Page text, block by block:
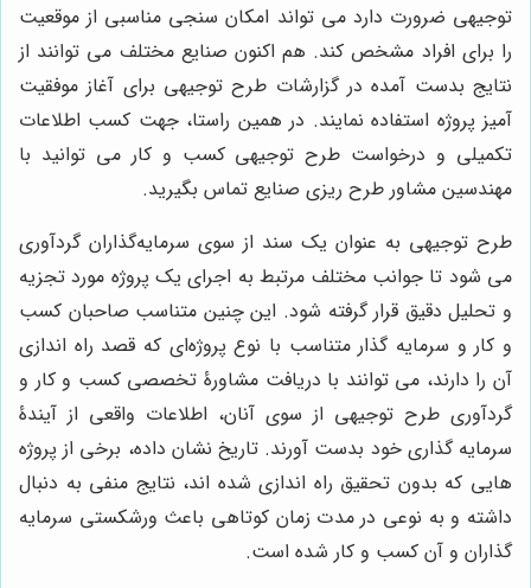
توجیهی ضرورت دارد می تواند امکان سنجی مناسبی از موقعیت
را برای افراد مشخص کند. هم اکنون صنایع مختلف می توانند از
نتایج بدست آمده در گزارشات طرح توجیهی برای آغاز موفقیت
آمیز پروژه استفاده نمایند. در همین راستا، جهت کسب اطلاعات
تکمیلی و درخواست طرح توجیهی کسب و کار می توانید با
مهندسین مشاور طرح ریزی صنایع تماس بگیرید.
طرح توجیهی به عنوان یک سند از سوی سرمایه‌گذاران گردآوری
می شود تا جوانب مختلف مرتبط به اجرای یک پروژه مورد تجزیه
و تحلیل دقیق قرار گرفته شود. این چنین متناسب صاحبان کسب
و کار و سرمایه گذار متناسب با نوع پروژه‌ای که قصد راه اندازی
آن را دارند، می توانند با دریافت مشاورۀ تخصصی کسب و کار و
گردآوری طرح توجیهی از سوی آنان، اطلاعات واقعی از آیندۀ
سرمایه گذاری خود بدست آورند. تاریخ نشان داده، برخی از پروژه
هایی که بدون تحقیق راه اندازی شده اند، نتایج منفی به دنبال
داشته و به نوعی در مدت زمان کوتاهی باعث ورشکستی سرمایه
گذاران و آن کسب و کار شده است.